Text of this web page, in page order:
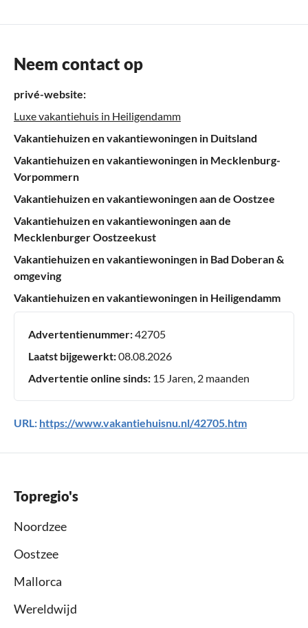
Neem contact op
privé-website:
Luxe vakantiehuis in Heiligendamm
Vakantiehuizen en vakantiewoningen in Duitsland
Vakantiehuizen en vakantiewoningen in Mecklenburg-
Vorpommern
Vakantiehuizen en vakantiewoningen aan de Oostzee
Vakantiehuizen en vakantiewoningen aan de
Mecklenburger Oostzeekust
Vakantiehuizen en vakantiewoningen in Bad Doberan &
omgeving
Vakantiehuizen en vakantiewoningen in Heiligendamm
Advertentienummer:42705
Laatst bijgewerkt:08.08.2026
Advertentie online sinds: 15 Jaren, 2 maanden
URL: https://www.vakantiehuisnu.nl/42705.htm
Topregio's
Noordzee
Oostzee
Mallorca
Wereldwijd